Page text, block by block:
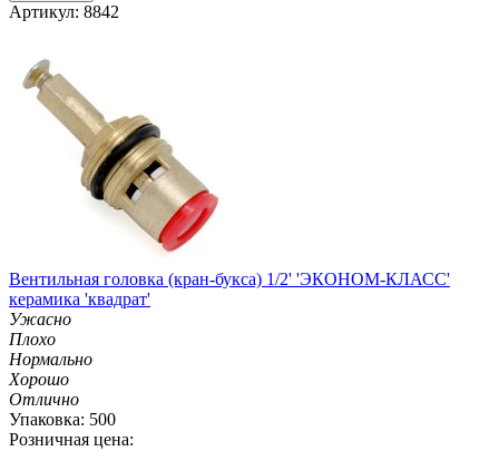
Артикул: 8842
Вентильная головка (кран-букса) 1/2' 'ЭКОНОМ-КЛАСС'
керамика 'квадрат'
Ужасно
Плохо
Нормально
Хорошо
Отлично
Упаковка: 500
Розничная цена: